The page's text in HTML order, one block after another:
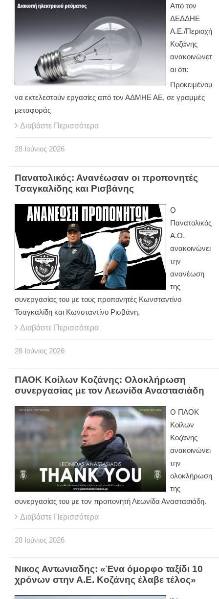
Από τον
ΔΕΔΔΗΕ
Α.Ε./Περιοχή
Κοζάνης
ανακοινώνετ
αι ότι:
Προκειμένου
να εκτελεστούν εργασίες από τον ΑΔΜΗΕ ΑΕ, σε γραμμές
μεταφοράς
Διαβάστε Περισσότερα
28 Ιούνιος 2026
Πανατολικός: Ανανέωσαν οι προπονητές
Τσαγκαλίδης και Ρισβάνης
Ο
Πανατολικός
Α.Ο.
ανακοινώνει
την
ανανέωση
της
συνεργασίας του με τους προπονητές Κωνσταντίνο
Τσαγκαλίδη και Κωνσταντίνο Ρισβάνη.
Διαβάστε Περισσότερα
28 Ιούνιος 2026
ΠΑΟΚ Κοίλων Κοζάνης: Ολοκλήρωση
συνεργασίας με τον Λεωνίδα Αναστασιάδη
Ο ΠΑΟΚ
Κοίλων
Κοζάνης
ανακοινώνει
την
ολοκλήρωση
της
συνεργασίας του με τον προπονητή Λεωνίδα Αναστασιάδη.
Διαβάστε Περισσότερα
28 Ιούνιος 2026
Νικος Αντωνιαδης: «Ένα όμορφο ταξίδι 10
χρόνων στην Α.Ε. Κοζάνης έλαβε τέλος»